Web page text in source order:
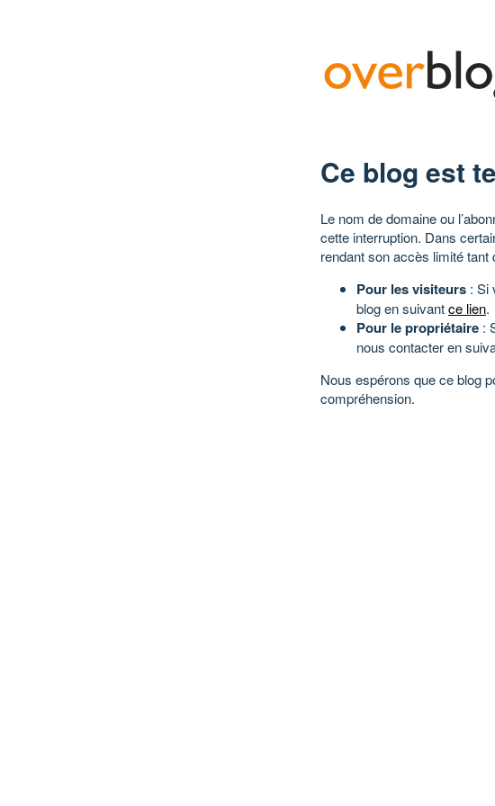
Ce blog est
Le nom de domaine ou
cette interruption. Dans
rendant son accès limité tant
Pour les visiteurs : Si
blog en suivantce lien.
Pour le propriétaire :
nous contacter en
Nous espérons que ce blog
compréhension.